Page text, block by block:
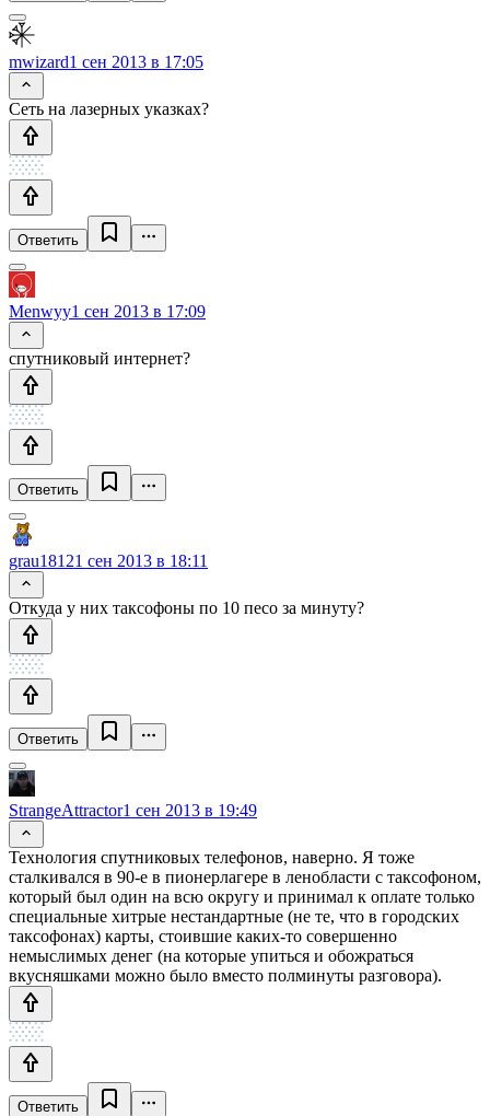
mwizard1 сен 2013 в 17:05
Сеть на лазерных указках?
Ответить
Menwyy1 сен 2013 в 17:09
спутниковый интернет?
Ответить
grau18121 сен 2013 в 18:11
Откуда у них таксофоны по 10 песо за минуту?
Ответить
StrangeAttractor1 сен 2013 в 19:49
Технология спутниковых телефонов, наверно. Я тоже
сталкивался в 90-е в пионерлагере в ленобласти с таксофоном,
который был один на всю округу и принимал к оплате только
специальные хитрые нестандартные (не те, что в городских
таксофонах) карты, стоившие каких-то совершенно
немыслимых денег (на которые упиться и обожраться
вкусняшками можно было вместо полминуты разговора).
Ответить